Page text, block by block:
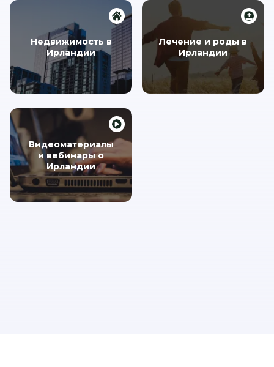
Недвижимость в
Ирландии
Лечение и роды в
Ирландии
Видеоматериалы
и вебинары о
Ирландии